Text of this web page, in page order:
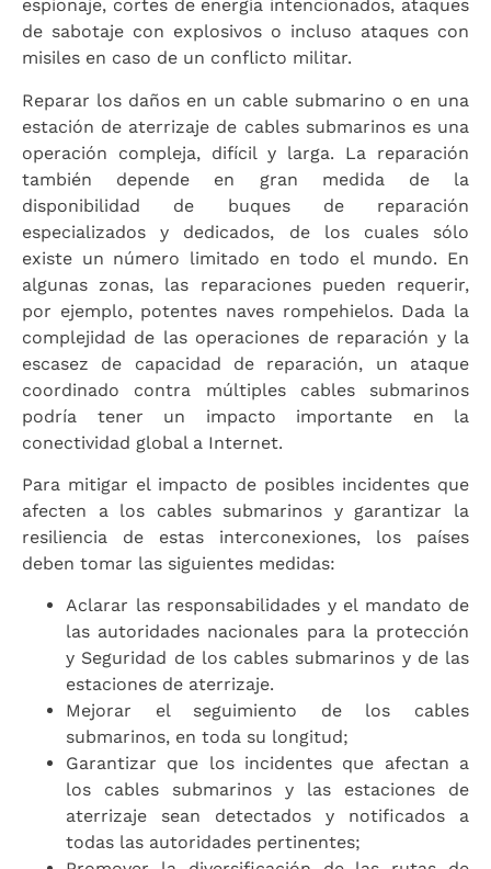
espionaje, cortes de energía intencionados, ataques
de sabotaje con explosivos o incluso ataques con
misiles en caso de un conflicto militar.
Reparar los daños en un cable submarino o en una
estación de aterrizaje de cables submarinos es una
operación compleja, difícil y larga. La reparación
también depende en gran medida de la
disponibilidad de buques de reparación
especializados y dedicados, de los cuales sólo
existe un número limitado en todo el mundo. En
algunas zonas, las reparaciones pueden requerir,
por ejemplo, potentes naves rompehielos. Dada la
complejidad de las operaciones de reparación y la
escasez de capacidad de reparación, un ataque
coordinado contra múltiples cables submarinos
podría tener un impacto importante en la
conectividad global a Internet.
Para mitigar el impacto de posibles incidentes que
afecten a los cables submarinos y garantizar la
resiliencia de estas interconexiones, los países
deben tomar las siguientes medidas:
Aclarar las responsabilidades y el mandato de
las autoridades nacionales para la protección
y Seguridad de los cables submarinos y de las
estaciones de aterrizaje.
Mejorar el seguimiento de los cables
submarinos, en toda su longitud;
Garantizar que los incidentes que afectan a
los cables submarinos y las estaciones de
aterrizaje sean detectados y notificados a
todas las autoridades pertinentes;